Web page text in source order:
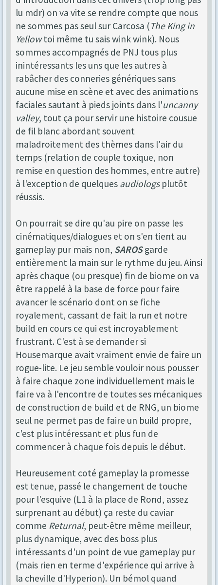
lu mdr) on va vite se rendre compte que nous
ne sommes pas seul sur Carcosa (The King in
Yellowtoi même tu sais wink wink). Nous
sommes accompagnés de PNJ tous plus
inintéressants les uns que les autres à
rabâcher des conneries génériques sans
aucune mise en scène et avec des animations
faciales sautant à pieds joints dans l'uncanny
valley, tout ça pour servir une histoire cousue
de fil blanc abordant souvent
maladroitement des thèmes dans l'air du
temps (relation de couple toxique, non
remise en question des hommes, entre autre)
à l'exception de quelques audiologsplutôt
réussis.
On pourrait se dire qu'au pire on passe les
cinématiques/dialogues et on s'en tient au
gameplay pur mais non, SAROSgarde
entièrement la main sur le rythme du jeu. Ainsi
après chaque (ou presque) fin de biome on va
être rappelé à la base de force pour faire
avancer le scénario dont on se fiche
royalement, cassant de fait la run et notre
build en cours ce qui est incroyablement
frustrant. C'est à se demander si
Housemarque avait vraiment envie de faire un
rogue-lite. Le jeu semble vouloir nous pousser
à faire chaque zone individuellement mais le
faire va à l'encontre de toutes ses mécaniques
de construction de build et de RNG, un biome
seul ne permet pas de faire un build propre,
c'est plus intéressant et plus fun de
commencer à chaque fois depuis le début.
Heureusement coté gameplay la promesse
est tenue, passé le changement de touche
pour l'esquive (L1 à la place de Rond, assez
surprenant au début) ça reste du caviar
comme Returnal, peut-être même meilleur,
plus dynamique, avec des boss plus
intéressants d'un point de vue gameplay pur
(mais rien en terme d'expérience qui arrive à
la cheville d'Hyperion). Un bémol quand